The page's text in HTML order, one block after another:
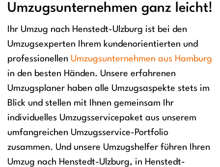
Umzugsunternehmen ganz leicht!
Ihr Umzug nach Henstedt-Ulzburg ist bei den
Umzugsexperten Ihrem kundenorientierten und
professionellen Umzugsunternehmen aus Hamburg
in den besten Händen. Unsere erfahrenen
Umzugsplaner haben alle Umzugsaspekte stets im
Blick und stellen mit Ihnen gemeinsam Ihr
individuelles Umzugsservicepaket aus unserem
umfangreichen Umzugsservice-Portfolio
zusammen. Und unsere Umzugshelfer führen Ihren
Umzug nach Henstedt-Ulzburg, in Henstedt-